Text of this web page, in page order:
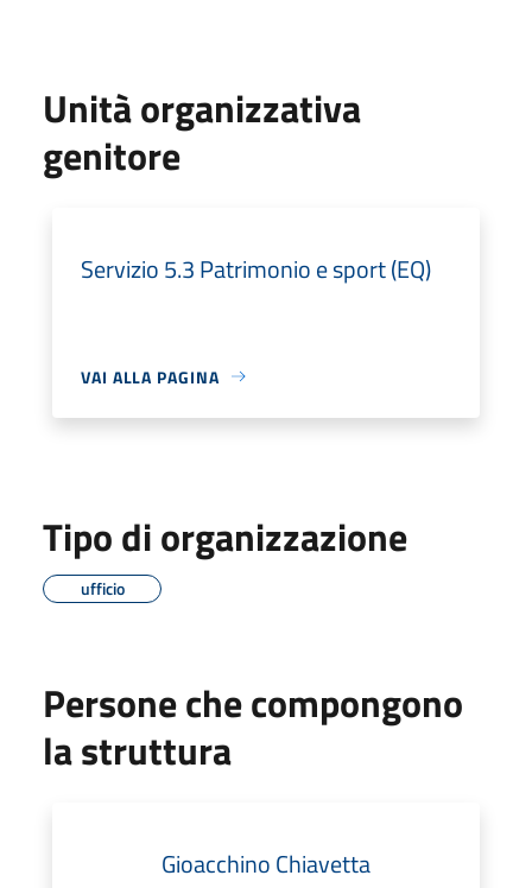
Unità organizzativa
genitore
Servizio 5.3 Patrimonio e sport (EQ)
VAI ALLA PAGINA
Tipo di organizzazione
ufficio
Persone che compongono
la struttura
Gioacchino Chiavetta